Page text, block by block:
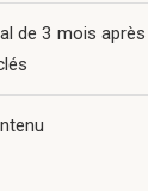
de 3 mois après